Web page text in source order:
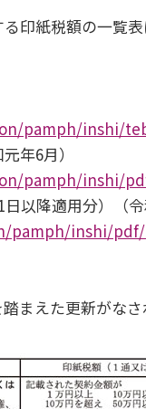
印紙税額の一覧
pamph/inshi/
年6月）
pamph/inshi/
以降適用分）（令
pamph/inshi/
まえた更新がなさ